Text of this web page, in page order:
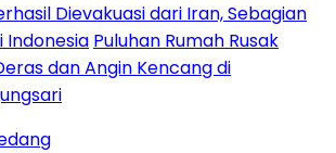
Dievakuasi dari Iran, Sebagian
Indonesia Puluhan Rumah Rusak
dan Angin Kencang di